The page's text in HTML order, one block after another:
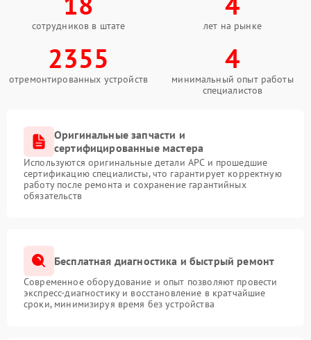
сотрудников в штате лет на рынке
2355
отремонтированных устройств
4
минимальный опыт работы
специалистов
Оригинальные запчасти и
сертифицированные мастера
Используются оригинальные детали APC и прошедшие
сертификацию специалисты, что гарантирует корректную
работу после ремонта и сохранение гарантийных
обязательств
Бесплатная диагностика и быстрый ремонт
Современное оборудование и опыт позволяют провести
экспресс-диагностику и восстановление в кратчайшие
сроки, минимизируя время без устройства